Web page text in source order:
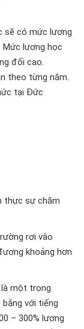
sẽ có mức lương
Mức lương học
đối cao.
theo từng năm.
tại Đức
thực sự chăm
rơi vào
khoảng hơn
là một trong
với tiếng
– 300% lương